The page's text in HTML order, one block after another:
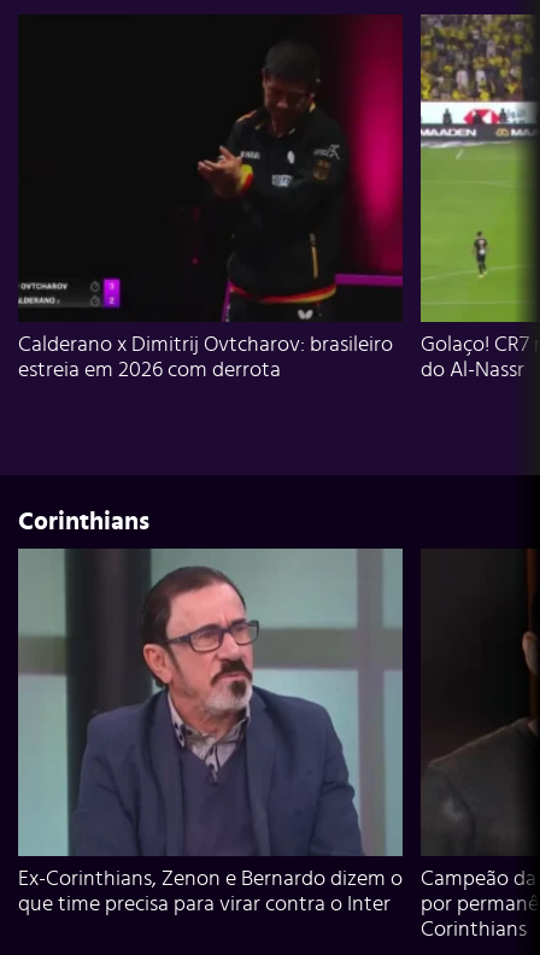
Calderano x Dimitrij Ovtcharov: brasileiro
estreia em 2026 com derrota
Golaço!
do Al-Nassr
Corinthians
Ex-Corinthians, Zenon e Bernardo dizem o
que time precisa para virar contra o Inter
Campeão
por
Corinthians